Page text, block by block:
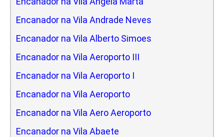
Encanador na Vila Andrade Neves
Encanador na Vila Alberto Simoes
Encanador na Vila Aeroporto III
Encanador na Vila Aeroporto I
Encanador na Vila Aeroporto
Encanador na Vila Aero Aeroporto
Encanador na Vila Abaete